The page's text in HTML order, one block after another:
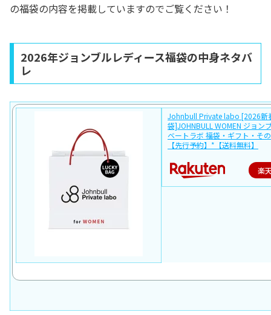
の福袋の内容を掲載していますのでご覧ください！
2026年ジョンブルレディース福袋の中身ネタバ
レ
Johnbull Private labo [2026新
袋]JOHNBULL WOMEN ジョン
ベートラボ 福袋・ギフト・そ
【先行予約】*【送料無料】
楽